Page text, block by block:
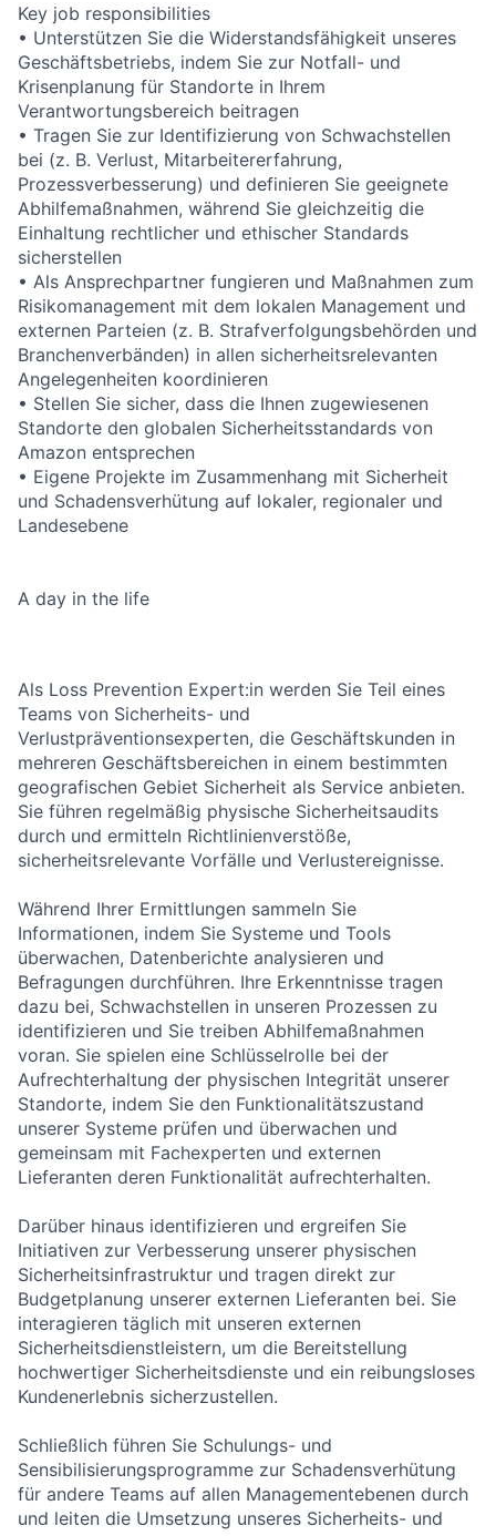
Key job responsibilities
• Unterstützen Sie die Widerstandsfähigkeit unseres
Geschäftsbetriebs, indem Sie zur Notfall- und
Krisenplanung für Standorte in Ihrem
Verantwortungsbereich beitragen
• Tragen Sie zur Identifizierung von Schwachstellen
bei (z. B. Verlust, Mitarbeitererfahrung,
Prozessverbesserung) und definieren Sie geeignete
Abhilfemaßnahmen, während Sie gleichzeitig die
Einhaltung rechtlicher und ethischer Standards
sicherstellen
• Als Ansprechpartner fungieren und Maßnahmen zum
Risikomanagement mit dem lokalen Management und
externen Parteien (z. B. Strafverfolgungsbehörden und
Branchenverbänden) in allen sicherheitsrelevanten
Angelegenheiten koordinieren
• Stellen Sie sicher, dass die Ihnen zugewiesenen
Standorte den globalen Sicherheitsstandards von
Amazon entsprechen
• Eigene Projekte im Zusammenhang mit Sicherheit
und Schadensverhütung auf lokaler, regionaler und
Landesebene
A day in the life
Als Loss Prevention Expert:in werden Sie Teil eines
Teams von Sicherheits- und
Verlustpräventionsexperten, die Geschäftskunden in
mehreren Geschäftsbereichen in einem bestimmten
geografischen Gebiet Sicherheit als Service anbieten.
Sie führen regelmäßig physische Sicherheitsaudits
durch und ermitteln Richtlinienverstöße,
sicherheitsrelevante Vorfälle und Verlustereignisse.
Während Ihrer Ermittlungen sammeln Sie
Informationen, indem Sie Systeme und Tools
überwachen, Datenberichte analysieren und
Befragungen durchführen. Ihre Erkenntnisse tragen
dazu bei, Schwachstellen in unseren Prozessen zu
identifizieren und Sie treiben Abhilfemaßnahmen
voran. Sie spielen eine Schlüsselrolle bei der
Aufrechterhaltung der physischen Integrität unserer
Standorte, indem Sie den Funktionalitätszustand
unserer Systeme prüfen und überwachen und
gemeinsam mit Fachexperten und externen
Lieferanten deren Funktionalität aufrechterhalten.
Darüber hinaus identifizieren und ergreifen Sie
Initiativen zur Verbesserung unserer physischen
Sicherheitsinfrastruktur und tragen direkt zur
Budgetplanung unserer externen Lieferanten bei. Sie
interagieren täglich mit unseren externen
Sicherheitsdienstleistern, um die Bereitstellung
hochwertiger Sicherheitsdienste und ein reibungsloses
Kundenerlebnis sicherzustellen.
Schließlich führen Sie Schulungs- und
Sensibilisierungsprogramme zur Schadensverhütung
für andere Teams auf allen Managementebenen durch
und leiten die Umsetzung unseres Sicherheits- und